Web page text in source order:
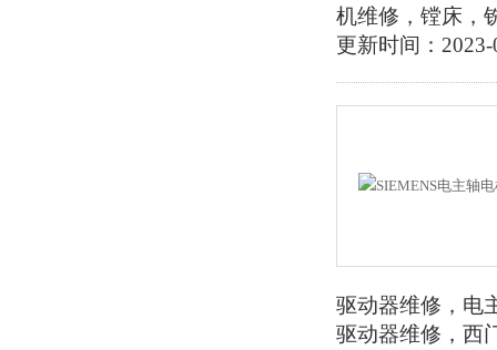
机维修，镗床，
更新时间：2023-
驱动器维修，电
驱动器维修，西